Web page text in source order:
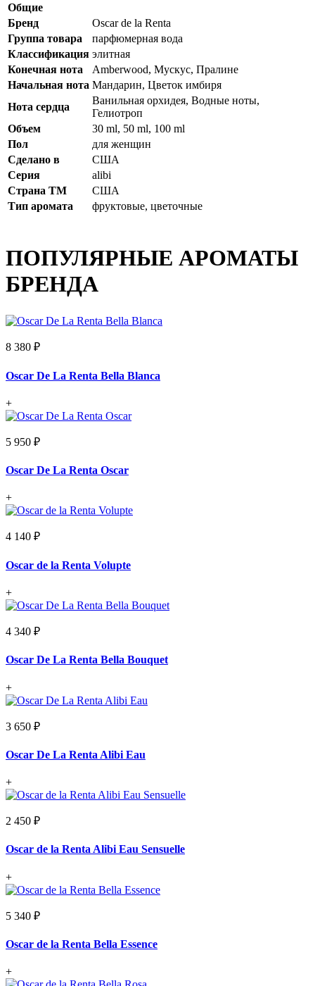
Общие
Бренд
Oscar de la Renta
Группа товара
парфюмерная вода
Классификация элитная
Конечная нота
Amberwood, Мускус, Пралине
Начальная нота Мандарин, Цветок имбиря
Нота сердца
Ванильная орхидея, Водные ноты,
Гелиотроп
Объем
30 ml, 50 ml, 100 ml
Пол
для женщин
Сделано в
США
Серия
alibi
Страна ТМ
США
Тип аромата
фруктовые, цветочные
ПОПУЛЯРНЫЕ АРОМАТЫ
БРЕНДА
8 380 ₽
Oscar De La Renta Bella Blanca
+
5 950 ₽
Oscar De La Renta Oscar
+
4 140 ₽
Oscar de la Renta Volupte
+
4 340 ₽
Oscar De La Renta Bella Bouquet
+
3 650 ₽
Oscar De La Renta Alibi Eau
+
2 450 ₽
Oscar de la Renta Alibi Eau Sensuelle
+
5 340 ₽
Oscar de la Renta Bella Essence
+